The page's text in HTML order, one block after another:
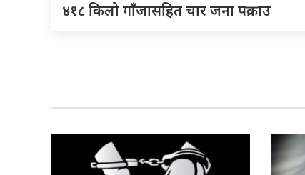
४१८ किलो गाँजासहित चार जना पक्राउ